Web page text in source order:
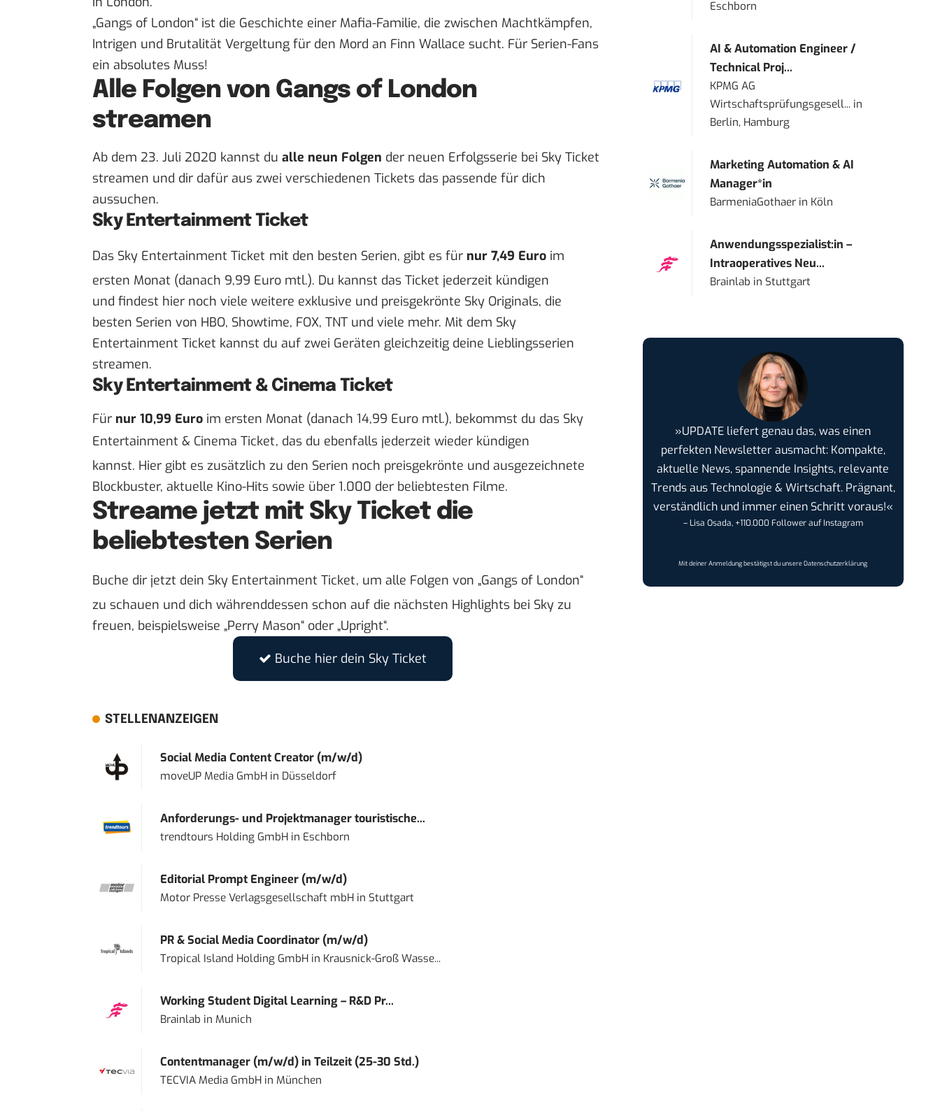
„Gangs of London“ ist die Geschichte einer Mafia-Familie, die zwischen Machtkämpfen,
Intrigen und Brutalität Vergeltung für den Mord an Finn Wallace sucht. Für Serien-Fans
ein absolutes Muss!
Alle Folgen von Gangs of London
streamen
Ab dem 23. Juli 2020 kannst du alle neun Folgen der neuen Erfolgsserie bei Sky Ticket
streamen und dir dafür aus zwei verschiedenen Tickets das passende für dich
aussuchen.
Sky Entertainment Ticket
Das Sky Entertainment Ticket mit den besten Serien, gibt es für nur 7,49 Euro im
ersten Monat (danach 9,99 Euro mtl.). Du kannst das Ticket jederzeit kündigen
und findest hier noch viele weitere exklusive und preisgekrönte Sky Originals, die
besten Serien von HBO, Showtime, FOX, TNT und viele mehr. Mit dem Sky
Entertainment Ticket kannst du auf zwei Geräten gleichzeitig deine Lieblingsserien
streamen.
Sky Entertainment & Cinema Ticket
Für nur 10,99 Euro im ersten Monat (danach 14,99 Euro mtl.), bekommst du das Sky
Entertainment & Cinema Ticket, das du ebenfalls jederzeit wieder kündigen
kannst. Hier gibt es zusätzlich zu den Serien noch preisgekrönte und ausgezeichnete
Blockbuster, aktuelle Kino-Hits sowie über 1.000 der beliebtesten Filme.
Streame jetzt mit Sky Ticket die
beliebtesten Serien
Buche dir jetzt dein Sky Entertainment Ticket, um alle Folgen von „Gangs of London“
zu schauen und dich währenddessen schon auf die nächsten Highlights bei Sky zu
freuen, beispielsweise „Perry Mason“ oder „Upright“.
Buche hier dein Sky Ticket
STELLENANZEIGEN
Social Media Content Creator (m/w/d)
moveUP Media GmbHin Düsseldorf
Anforderungs- und Projektmanager touristische...
trendtours Holding GmbHin Eschborn
Editorial Prompt Engineer (m/w/d)
Motor Presse Verlagsgesellschaft mbHin Stuttgart
PR & Social Media Coordinator (m/w/d)
Tropical Island Holding GmbHin Krausnick-Groß Wasse...
Working Student Digital Learning – R&D Pr...
Brainlab in Munich
Contentmanager (m/w/d) in Teilzeit (25-30 Std.)
TECVIA Media GmbHin München
Eschborn
AI & Automation Engineer /
Technical Proj...
KPMG AG
Wirtschaftsprüfungsgesell... in
Berlin, Hamburg
Marketing Automation & AI
Manager*in
BarmeniaGothaer in Köln
Anwendungsspezialist:in –
Intraoperatives Neu...
Brainlab in Stuttgart
»UPDATE liefert genau das, was einen
perfekten Newsletter ausmacht: Kompakte,
aktuelle News, spannende Insights, relevante
Trends aus Technologie & Wirtschaft. Prägnant,
verständlich und immer einen Schritt voraus!«
– Lisa Osada, +110.000 Follower auf Instagram
Mit deiner Anmeldung bestätigst du unsereDatenschutzerklärung